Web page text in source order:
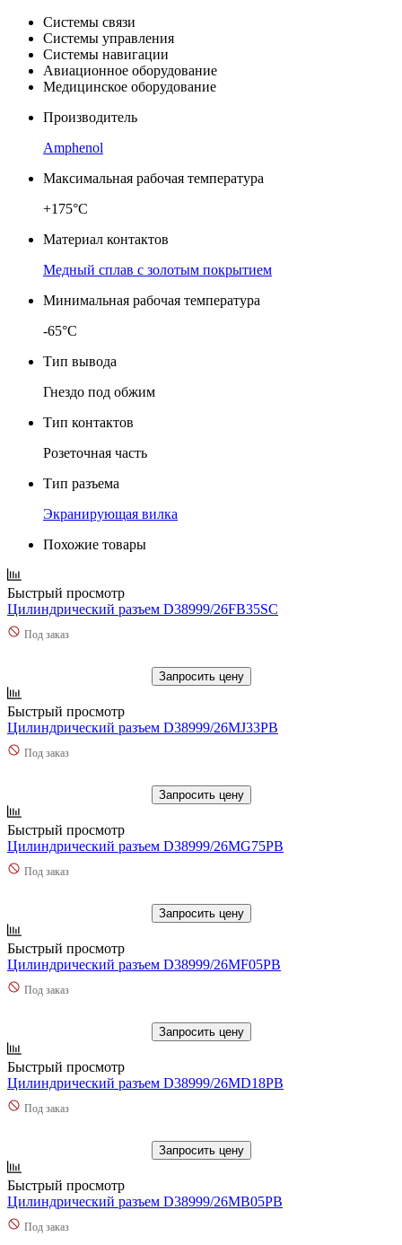
Системы связи
Системы управления
Системы навигации
Авиационное оборудование
Медицинское оборудование
Производитель
Amphenol
Максимальная рабочая температура
+175°C
Материал контактов
Медный сплав с золотым покрытием
Минимальная рабочая температура
-65°C
Тип вывода
Гнездо под обжим
Тип контактов
Розеточная часть
Тип разъема
Экранирующая вилка
Похожие товары
Быстрый просмотр
Цилиндрический разъем D38999/26FB35SC
Под заказ
Запросить цену
Быстрый просмотр
Цилиндрический разъем D38999/26MJ33PB
Под заказ
Запросить цену
Быстрый просмотр
Цилиндрический разъем D38999/26MG75PB
Под заказ
Запросить цену
Быстрый просмотр
Цилиндрический разъем D38999/26MF05PB
Под заказ
Запросить цену
Быстрый просмотр
Цилиндрический разъем D38999/26MD18PB
Под заказ
Запросить цену
Быстрый просмотр
Цилиндрический разъем D38999/26MB05PB
Под заказ